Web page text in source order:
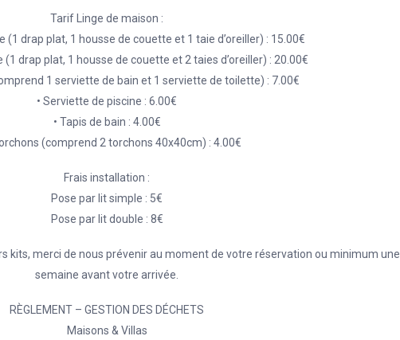
Tarif Linge de maison :
(1 drap plat, 1 housse de couette et 1 taie d’oreiller) : 15.00€
(1 drap plat, 1 housse de couette et 2 taies d’oreiller) : 20.00€
1 serviette de bain et 1 serviette de toilette) : 7.00€
• Serviette de piscine : 6.00€
• Tapis de bain : 4.00€
(comprend 2 torchons 40x40cm) : 4.00€
Frais installation :
Pose par lit simple : 5€
Pose par lit double : 8€
kits, merci de nous prévenir au moment de votre réservation ou minimum une
semaine avant votre arrivée.
RÈGLEMENT – GESTION DES DÉCHETS
Maisons & Villas